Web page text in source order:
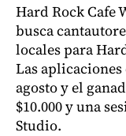
Hard Rock Cafe
busca
locales para
Las
agosto y el
$10.000 y una
Studio.